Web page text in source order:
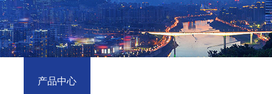
产品中心